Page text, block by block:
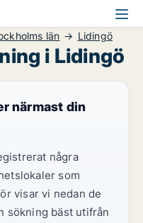
län Lidingö
i Lidingö
närmast din
några
som
visar vi nedan de
sökning bäst utifrån